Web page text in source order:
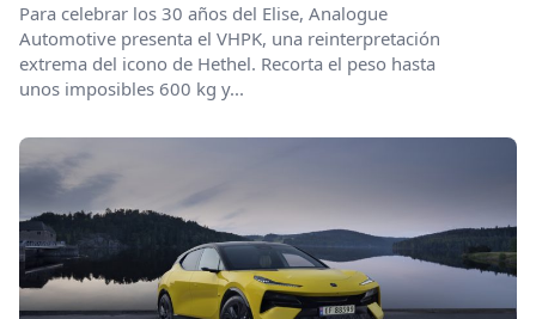
Para celebrar los 30 años del Elise, Analogue
Automotive presenta el VHPK, una reinterpretación
extrema del icono de Hethel. Recorta el peso hasta
unos imposibles 600 kg y...